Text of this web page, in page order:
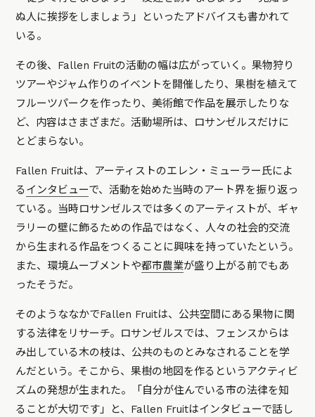
ぬ人に挨拶をしましょう」といったアドバイスも書かれて
いる。
その後、Fallen Fruitの活動の幅は広がっていく。果物狩り
ツアーやジャム作りのイベントを開催したり、果樹を植えて
フルーツパークを作ったり、美術館で作品を展示したりな
ど、内容はさまざまだ。活動場所は、ロサンゼルスだけに
とどまらない。
Fallen Fruitは、アーティストのエレン・ミューラー氏によ
るインタビューで、活動を始めた当時のアート界を振り返っ
ている。当時ロサンゼルスでは多くのアーティストが、ギャ
ラリーの壁に飾るための作品ではなく、人々の社会的交流
から生まれる作品をつくることに興味を持っていたという。
また、環境ムーブメントや都市農業が盛り上がる前でもあ
ったそうだ。
そのようななかでFallen Fruitは、公共空間にある果物に関
する法律をリサーチ。ロサンゼルスでは、フェンスからは
み出している木の枝は、公共のものとみなされることを学
んだという。そこから、果樹の地図を作るというアクティビ
ズムの発想が生まれた。
「自分が住んでいる市の法律を知
ることが大切です」
と、Fallen Fruitはインタビューで話し